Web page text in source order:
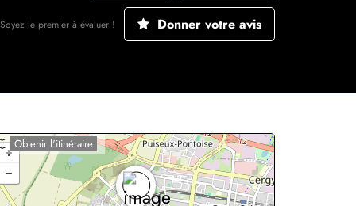
Soyez le premier à évaluer ! Donner votre avis
Obtenir l'itinéraire